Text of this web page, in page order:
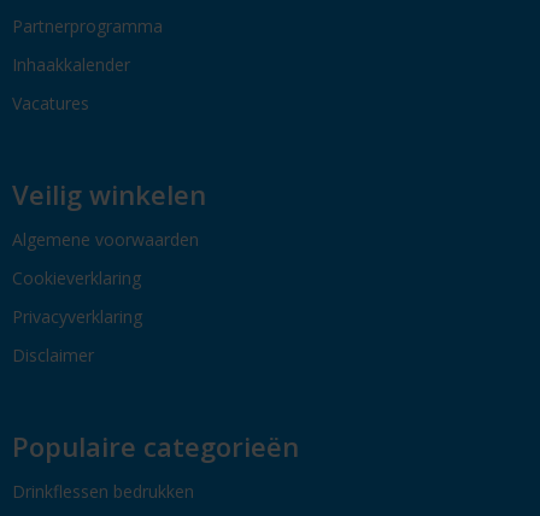
Partnerprogramma
Inhaakkalender
Vacatures
Veilig winkelen
Algemene voorwaarden
Cookieverklaring
Privacyverklaring
Disclaimer
Populaire categorieën
Drinkflessen bedrukken